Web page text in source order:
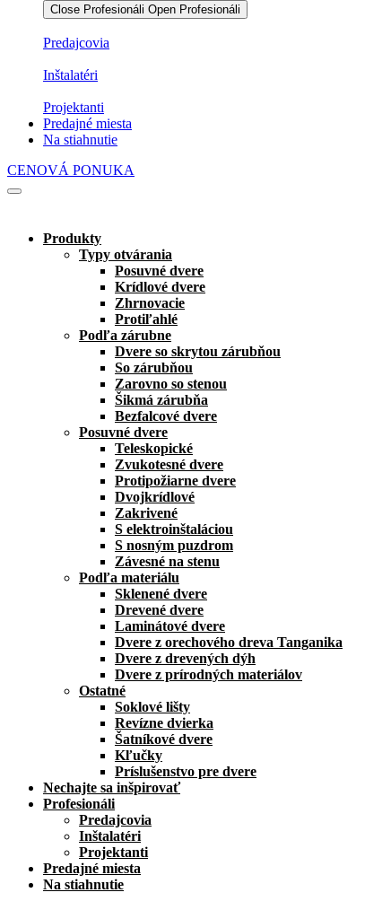
Close Profesionáli Open Profesionáli
Predajcovia
Inštalatéri
Projektanti
Predajné miesta
Na stiahnutie
CENOVÁ PONUKA
Produkty
Typy otvárania
Posuvné dvere
Krídlové dvere
Zhrnovacie
Protiľahlé
Podľa zárubne
Dvere so skrytou zárubňou
So zárubňou
Zarovno so stenou
Šikmá zárubňa
Bezfalcové dvere
Posuvné dvere
Teleskopické
Zvukotesné dvere
Protipožiarne dvere
Dvojkrídlové
Zakrivené
S elektroinštaláciou
S nosným puzdrom
Závesné na stenu
Podľa materiálu
Sklenené dvere
Drevené dvere
Laminátové dvere
Dvere z orechového dreva Tanganika
Dvere z drevených dýh
Dvere z prírodných materiálov
Ostatné
Soklové lišty
Revízne dvierka
Šatníkové dvere
Kľučky
Príslušenstvo pre dvere
Nechajte sa inšpirovať
Profesionáli
Predajcovia
Inštalatéri
Projektanti
Predajné miesta
Na stiahnutie